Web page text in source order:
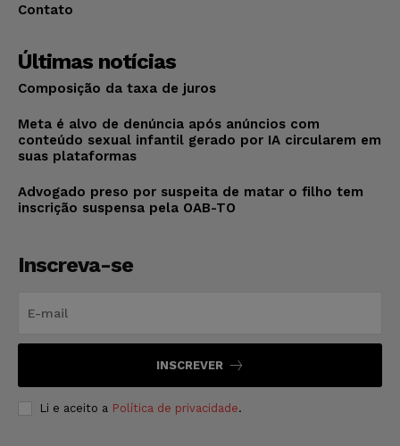
Contato
Últimas notícias
Composição da taxa de juros
Meta é alvo de denúncia após anúncios com
conteúdo sexual infantil gerado por IA circularem em
suas plataformas
Advogado preso por suspeita de matar o filho tem
inscrição suspensa pela OAB-TO
Inscreva-se
INSCREVER
Li e aceito a Política de privacidade.